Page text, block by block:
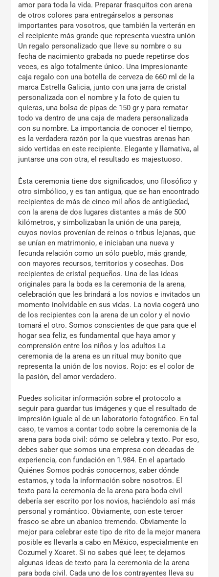
amor para toda la vida. Preparar frasquitos con arena
de otros colores para entregárselos a personas
importantes para vosotros, que también la verterán en
el recipiente más grande que representa vuestra unión
Un regalo personalizado que lleve su nombre o su
fecha de nacimiento grabada no puede repetirse dos
veces, es algo totalmente único. Una impresionante
caja regalo con una botella de cerveza de 660 ml de la
marca Estrella Galicia, junto con una jarra de cristal
personalizada con el nombre y la foto de quien tu
quieras, una bolsa de pipas de 150 gr y para rematar
todo va dentro de una caja de madera personalizada
con su nombre. La importancia de conocer el tiempo,
es la verdadera razón por la que vuestras arenas han
sido vertidas en este recipiente. Elegante y llamativa, al
juntarse una con otra, el resultado es majestuoso.
Ésta ceremonia tiene dos significados, uno filosófico y
otro simbólico, y es tan antigua, que se han encontrado
recipientes de más de cinco mil años de antigüedad,
con la arena de dos lugares distantes a más de 500
kilómetros, y simbolizaban la unión de una pareja,
cuyos novios provenían de reinos o tribus lejanas, que
se unían en matrimonio, e iniciaban una nueva y
fecunda relación como un sólo pueblo, más grande,
con mayores recursos, territorios y cosechas. Dos
recipientes de cristal pequeños. Una de las ideas
originales para la boda es la ceremonia de la arena,
celebración que les brindará a los novios e invitados un
momento inolvidable en sus vidas. La novia cogerá uno
de los recipientes con la arena de un color y el novio
tomará el otro. Somos conscientes de que para que el
hogar sea feliz, es fundamental que haya amor y
comprensión entre los niños y los adultos La
ceremonia de la arena es un ritual muy bonito que
representa la unión de los novios. Rojo: es el color de
la pasión, del amor verdadero.
Puedes solicitar información sobre el protocolo a
seguir para guardar tus imágenes y que el resultado de
impresión iguale al de un laboratorio fotográfico. En tal
caso, te vamos a contar todo sobre la ceremonia de la
arena para boda civil: cómo se celebra y texto. Por eso,
debes saber que somos una empresa con décadas de
experiencia, con fundación en 1.984. En el apartado
Quiénes Somos podrás conocernos, saber dónde
estamos, y toda la información sobre nosotros. El
texto para la ceremonia de la arena para boda civil
debería ser escrito por los novios, haciéndolo así más
personal y romántico. Obviamente, con este tercer
frasco se abre un abanico tremendo. Obviamente lo
mejor para celebrar este tipo de rito de la mejor manera
posible es llevarla a cabo en México, especialmente en
Cozumel y Xcaret. Si no sabes qué leer, te dejamos
algunas ideas de texto para la ceremonia de la arena
para boda civil. Cada uno de los contrayentes lleva su